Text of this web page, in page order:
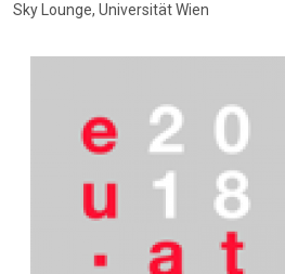
Sky Lounge, Universität Wien